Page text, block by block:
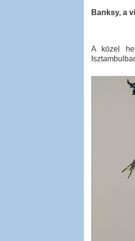
Banksy, a
A közel